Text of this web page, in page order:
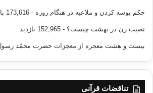
حکم بوسه کردن و ملاعبه در هنگام روزه - 173,616 بازدید
نصیب زن در بهشت چیست؟ - 152,965 بازدید
بیست و هشت معجزه از معجزات حضرت محمّد رسول
تناقضات قرآنی